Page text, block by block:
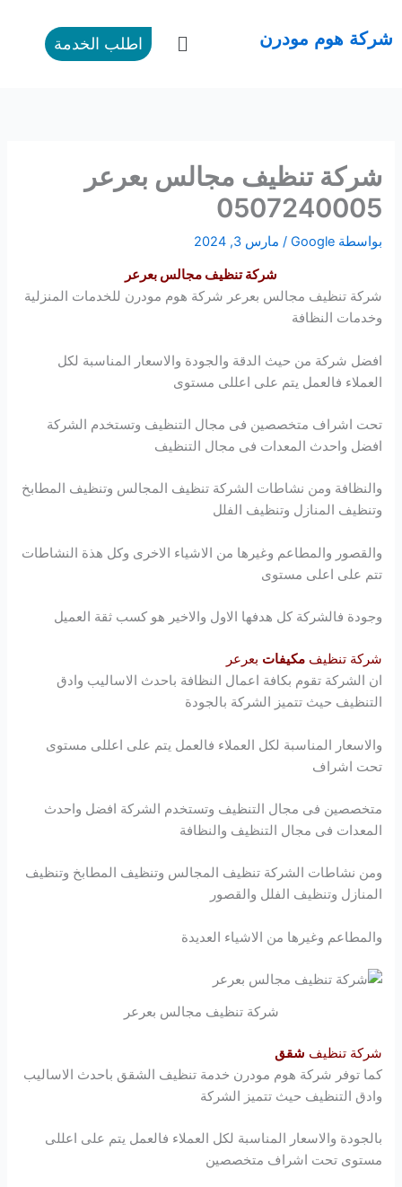
شركة هوم مودرن القائمة اطلب الخدمة
شركة تنظيف مجالس بعرعر
0507240005
بواسطة Google
/ مارس 3, 2024
شركة تنظيف مجالس بعرعر
شركة تنظيف مجالس بعرعر شركةهوم مودرنللخدمات المنزلية
وخدمات النظافة
افضل شركة من حيث الدقة والجودة والاسعار المناسبة لكل
العملاء فالعمل يتم على اعللى مستوى
تحت اشراف متخصصين فى مجال التنظيف وتستخدم الشركة
افضل واحدث المعدات فى مجال التنظيف
والنظافة ومن نشاطات الشركة تنظيف المجالس وتنظيف المطابخ
وتنظيف المنازل وتنظيف الفلل
والقصور والمطاعم وغيرها من الاشياء الاخرى وكل هذة النشاطات
تتم على اعلى مستوى
وجودة فالشركة كل هدفها الاول والاخير هو كسب ثقة العميل
شركة تنظيفمكيفاتبعرعر
ان الشركة تقوم بكافة اعمال النظافة باحدث الاساليب وادق
التنظيف حيث تتميز الشركة بالجودة
والاسعار المناسبة لكل العملاء فالعمل يتم على اعللى مستوى
تحت اشراف
متخصصين فى مجال التنظيف وتستخدم الشركة افضل واحدث
المعدات فى مجال التنظيف والنظافة
ومن نشاطات الشركة تنظيف المجالس وتنظيف المطابخ وتنظيف
المنازل وتنظيف الفلل والقصور
والمطاعم وغيرها من الاشياء العديدة
شركة تنظيف مجالس بعرعر
شركة تنظيفشقق
كما توفر شركةهوم مودرنخدمة تنظيف الشقق باحدث الاساليب
وادق التنظيف حيث تتميز الشركة
بالجودة والاسعار المناسبة لكل العملاء فالعمل يتم على اعللى
مستوى تحت اشراف متخصصين